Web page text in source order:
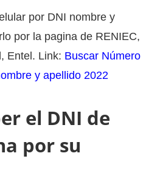
por DNI nombre y
por la pagina de RENIEC,
Entel. Link: Buscar Número
y apellido 2022
el DNI de
por su